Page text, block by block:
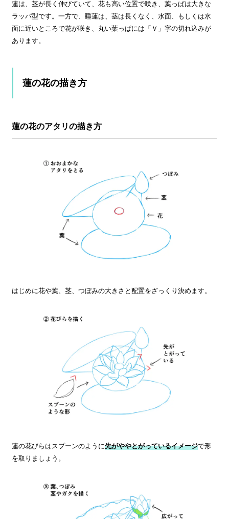
蓮は、茎が長く伸びていて、花も高い位置で咲き、葉っぱは大きな
ラッパ型です。一方で、睡蓮は、茎は長くなく、水面、もしくは水
面に近いところで花が咲き、丸い葉っぱには「Ｖ」字の切れ込みが
あります。
蓮の花の描き方
蓮の花のアタリの描き方
はじめに花や葉、茎、つぼみの大きさと配置をざっくり決めます。
蓮の花びらはスプーンのように先がややとがっているイメージで形
を取りましょう。